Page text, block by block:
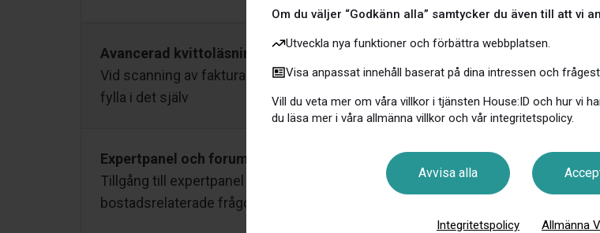
Om du väljer “Godkänn alla” samtycker du även till att vi
Utveckla nya funktioner och förbättra webbplatsen.
Visa anpassat innehåll baserat på dina intressen och
Vill du veta mer om våra villkor i tjänsten House:ID och hur vi
du läsa mer i våra allmänna villkor och vår integritetspolicy.
Avvisa alla
Integritetspolicy Allmänna
Avancerad kvittoläsning
Vid scanning av faktura läses automatiskt information av så du slipper
fylla i det själv
Expertpanel och forum
Tillgång till expertpanel och forum för vägledning, frågor och svar på
bostadsrelaterade frågor